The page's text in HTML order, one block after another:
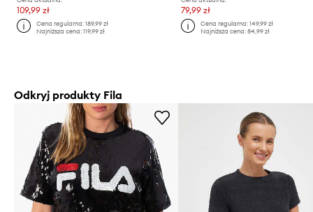
109,99 zł
Cena regularna:189,99 zł
Najniższa cena:119,99 zł
79,99 zł
Cena regularna: 149,99 zł
Najniższa cena: 84,99 zł
Odkryj produkty Fila